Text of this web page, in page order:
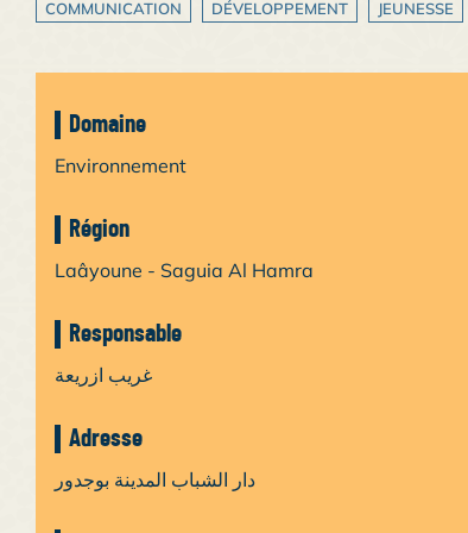
COMMUNICATION DÉVELOPPEMENT JEUNESSE
Domaine
Environnement
Région
Laâyoune - Saguia Al Hamra
Responsable
غريب ازريعة
Adresse
دار الشباب المدينة بوجدور